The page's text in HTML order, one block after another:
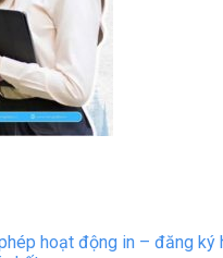
hoạt động in – đăng ký